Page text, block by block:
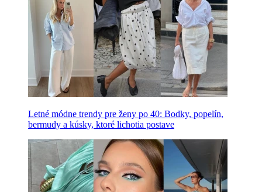
Letné módne trendy pre ženy po 40: Bodky, popelín,
bermudy a kúsky, ktoré lichotia postave